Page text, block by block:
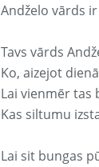
Andželo vārds
Tavs vārds
Ko, aizejot
Lai vienmēr tas
Kas siltumu
Lai sit bungas